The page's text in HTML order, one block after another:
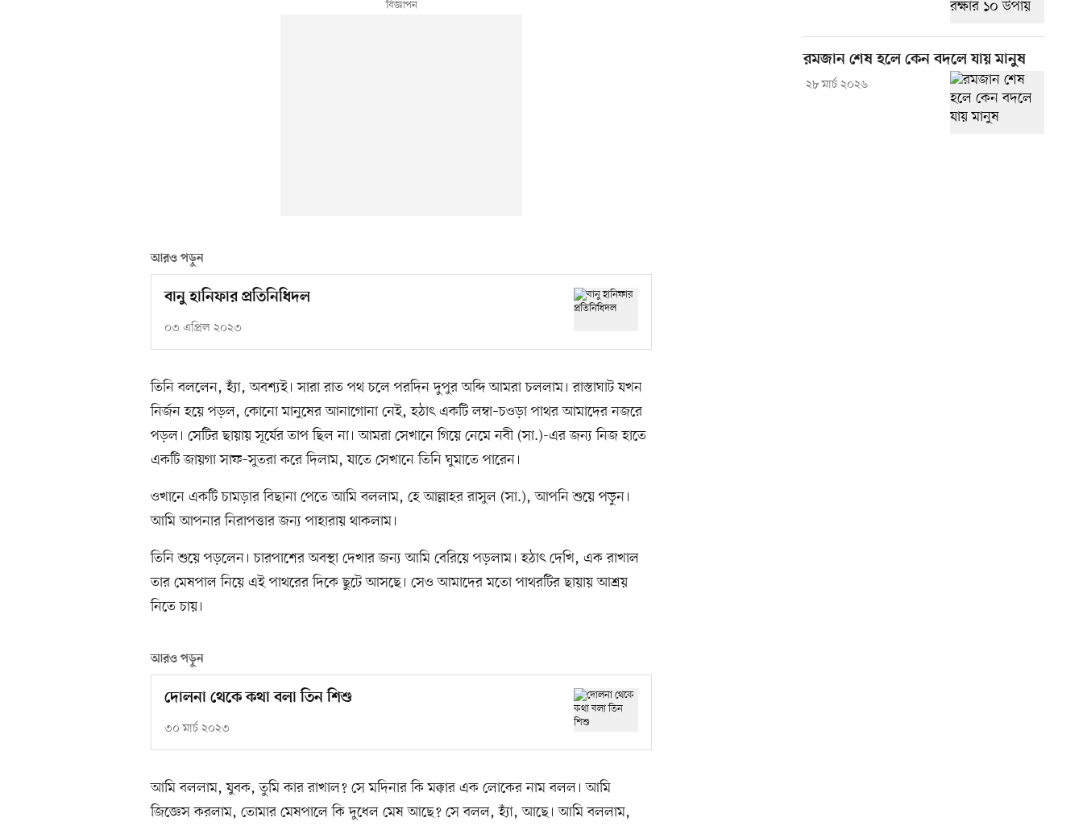
আরও পড়ুন
বানু হানিফার প্রতিনিধিদল
০৩ এপ্রিল ২০২৩
তিনি বললেন, হ্যাঁ, অবশ্যই। সারা রাত পথ চলে পরদিন দুপুর অব্দি আমরা চললাম। রাস্তাঘাট যখন
নির্জন হয়ে পড়ল, কোনো মানুষের আনাগোনা নেই, হঠাৎ একটি লম্বা–চওড়া পাথর আমাদের নজরে
পড়ল। সেটির ছায়ায় সূর্যের তাপ ছিল না। আমরা সেখানে গিয়ে নেমে নবী (সা.)-এর জন্য নিজ হাতে
একটি জায়গা সাফ–সুতরা করে দিলাম, যাতে সেখানে তিনি ঘুমাতে পারেন।
ওখানে একটি চামড়ার বিছানা পেতে আমি বললাম, হে আল্লাহর রাসুল (সা.), আপনি শুয়ে পড়ুন।
আমি আপনার নিরাপত্তার জন্য পাহারায় থাকলাম।
তিনি শুয়ে পড়লেন। চারপাশের অবস্থা দেখার জন্য আমি বেরিয়ে পড়লাম। হঠাৎ দেখি, এক রাখাল
তার মেষপাল নিয়ে এই পাথরের দিকে ছুটে আসছে। সেও আমাদের মতো পাথরটির ছায়ায় আশ্রয়
নিতে চায়।
আরও পড়ুন
দোলনা থেকে কথা বলা তিন শিশু
৩০ মার্চ ২০২৩
আমি বললাম, যুবক, তুমি কার রাখাল? সে মদিনার কি মক্কার এক লোকের নাম বলল। আমি
জিজ্ঞেস করলাম, তোমার মেষপালে কি দুধেল মেষ আছে? সে বলল, হ্যাঁ, আছে। আমি বললাম,
রমজান শেষ হলে কেন বদলে যায় মানুষ
২৮ মার্চ ২০২৬